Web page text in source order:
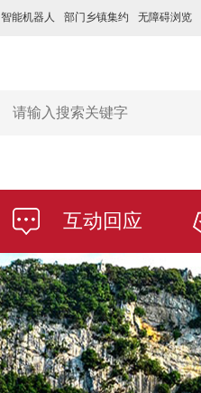
智能机器人 部门乡镇集约 无障碍浏览
互动回应